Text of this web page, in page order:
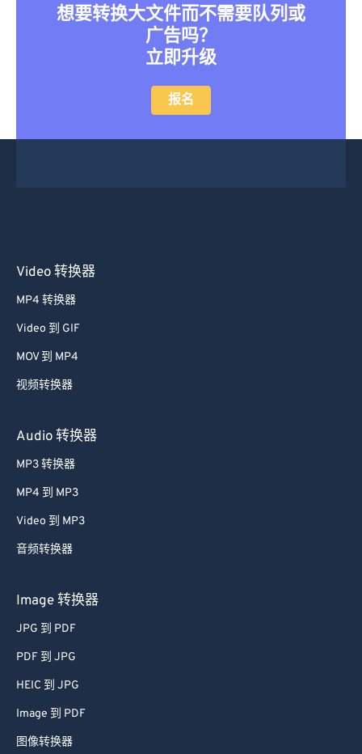
想要转换大文件而不需要队列或
广告吗？
立即升级
报名
Video 转换器
MP4 转换器
Video 到 GIF
MOV 到 MP4
视频转换器
Audio 转换器
MP3 转换器
MP4 到 MP3
Video 到 MP3
音频转换器
Image 转换器
JPG 到 PDF
PDF 到 JPG
HEIC 到 JPG
Image 到 PDF
图像转换器